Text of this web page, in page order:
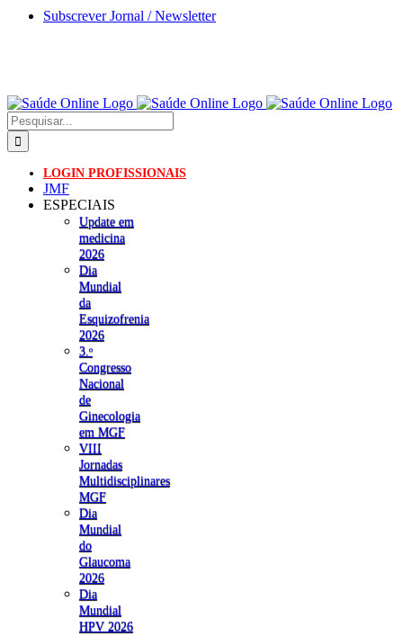
Skip
Subscrever Jornal / Newsletter
Pesquisar
LOGIN PROFISSIONAIS
JMF
ESPECIAIS
Update em
medicina
2026
Dia
Mundial
da
Esquizofrenia
2026
3.ᵒ
Congresso
Nacional
de
Ginecologia
em MGF
VIII
Jornadas
Multidisciplinares
MGF
Dia
Mundial
do
Glaucoma
2026
Dia
Mundial
HPV 2026